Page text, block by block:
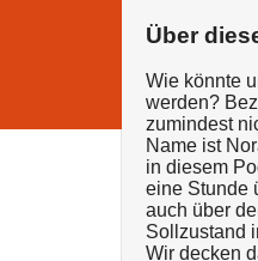
Über
Wie könnte
werden?
zumindest
Name ist
in diesem
eine Stunde
auch über
Sollzustand
Wir decken